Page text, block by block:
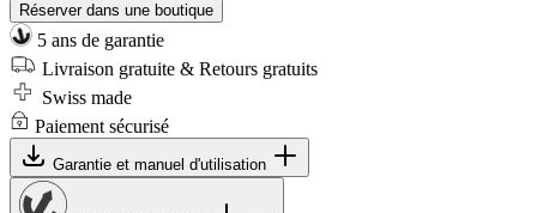
Réserver dans une boutique
5 ans de garantie
Livraison gratuite & Retours gratuits
Swiss made
Paiement sécurisé
Garantie et manuel d'utilisation